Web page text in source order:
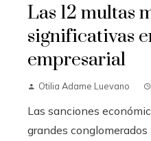
Las 12 multas
significativas
empresarial
Otilia Adame Luevano
Las sanciones
grandes